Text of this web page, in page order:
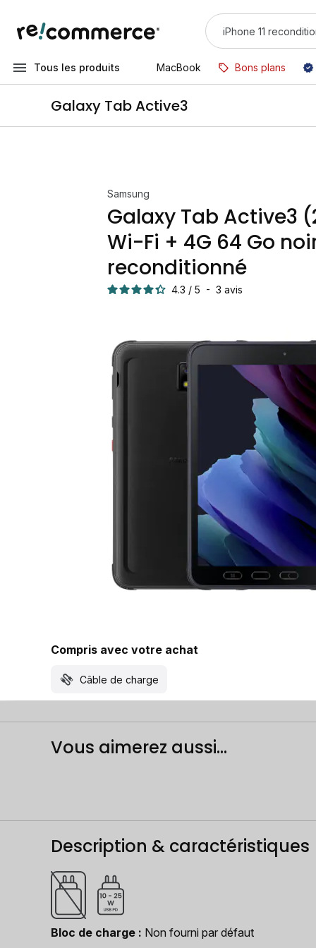
Tous les produits MacBook Bons plans
Galaxy Tab Active3
Samsung
Galaxy Tab Active3
Wi-Fi + 4G 64 Go
reconditionné
4.3 / 5 - 3 avis
Compris avec votre achat
Câble de charge
Vous aimerez aussi...
Description & caractéristiques
Bloc de charge Non fourni par défaut